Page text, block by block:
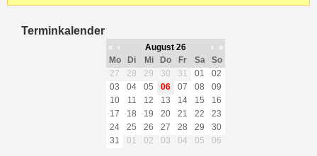
Terminkalender
« ‹ August 26 ›
»
Mo
Di Mi Do Fr Sa
So
27
28 29 30 31 01
02
03
04 05 06 07 08
09
10
11 12 13 14 15
16
17
18 19 20 21 22
23
24
25 26 27 28 29
30
31
01 02 03 04 05 06